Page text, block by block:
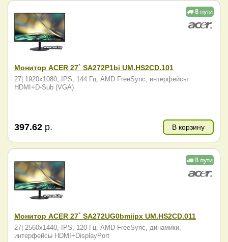
Монитор ACER 27` SA272P1bi UM.HS2CD.101
27| 1920x1080, IPS, 144 Гц, AMD FreeSync, интерфейсы
HDMI+D-Sub (VGA)
397.62 р. В корзину
Монитор ACER 27` SA272UG0bmiipx UM.HS2CD.011
27| 2560x1440, IPS, 120 Гц, AMD FreeSync, динамики,
интерфейсы HDMI+DisplayPort